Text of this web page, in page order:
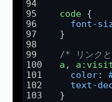
code {
font-
  }
/* リンク
a , a
color:
text-
  }